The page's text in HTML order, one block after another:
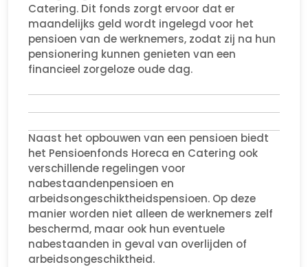
Catering. Dit fonds zorgt ervoor dat er
maandelijks geld wordt ingelegd voor het
pensioen van de werknemers, zodat zij na hun
pensionering kunnen genieten van een
financieel zorgeloze oude dag.
Naast het opbouwen van een pensioen biedt
het Pensioenfonds Horeca en Catering ook
verschillende regelingen voor
nabestaandenpensioen en
arbeidsongeschiktheidspensioen. Op deze
manier worden niet alleen de werknemers zelf
beschermd, maar ook hun eventuele
nabestaanden in geval van overlijden of
arbeidsongeschiktheid.